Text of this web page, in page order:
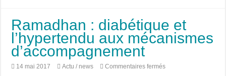
Ramadhan : diabétique et
l’hypertendu aux mécanismes
d’accompagnement
14 mai 2017 Actu / news Commentaires ferméssur